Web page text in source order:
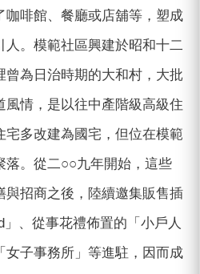
咖啡館、餐廳或店舖等，塑成
人。模範社區興建於昭和十二
曾為日治時期的大和村，大批
風情，是以往中產階級高級住
宅多改建為國宅，但位在模範
落。從二○○九年開始，這些
與招商之後，陸續邀集販售插
、從事花禮佈置的「小戶人
女子事務所」等進駐，因而成